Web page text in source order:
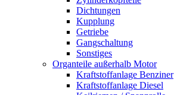
Dichtungen
Kupplung
Getriebe
Gangschaltung
Sonstiges
Organteile außerhalb Motor
Kraftstoffanlage Benziner
Kraftstoffanlage Diesel